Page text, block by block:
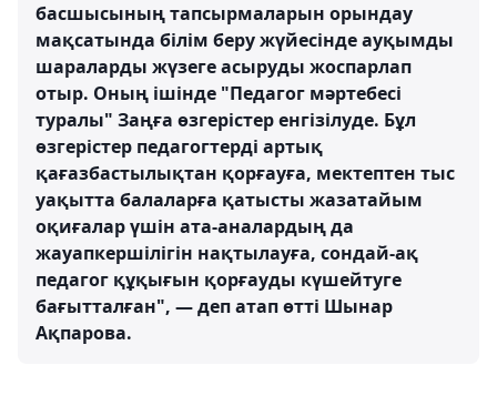
басшысының тапсырмаларын орындау
мақсатында білім беру жүйесінде ауқымды
шараларды жүзеге асыруды жоспарлап
отыр. Оның ішінде "Педагог мәртебесі
туралы" Заңға өзгерістер енгізілуде. Бұл
өзгерістер педагогтерді артық
қағазбастылықтан қорғауға, мектептен тыс
уақытта балаларға қатысты жазатайым
оқиғалар үшін ата-аналардың да
жауапкершілігін нақтылауға, сондай-ақ
педагог құқығын қорғауды күшейтуге
бағытталған", — деп атап өтті Шынар
Ақпарова.